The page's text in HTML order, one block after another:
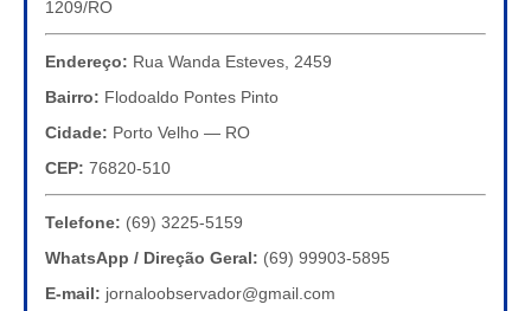
1209/RO
Endereço: Rua Wanda Esteves, 2459
Bairro: Flodoaldo Pontes Pinto
Cidade: Porto Velho — RO
CEP: 76820-510
Telefone: (69) 3225-5159
WhatsApp / Direção Geral: (69) 99903-5895
E-mail: jornaloobservador@gmail.com